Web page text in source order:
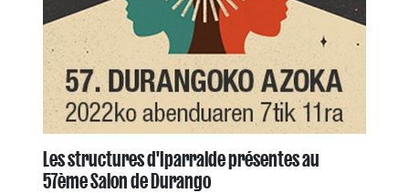
Les structures d'Iparralde présentes au
57ème Salon de Durango